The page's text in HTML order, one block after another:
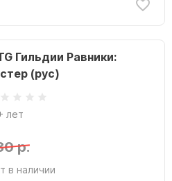
Гильдии Равники:
(рус)
лет
р.
в наличии